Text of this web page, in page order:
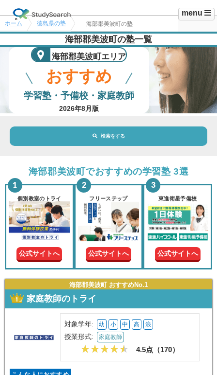
menu
ホーム 徳島県の塾 海部郡美波町の塾
海部郡美波町の塾一覧
海部郡美波町エリア
おすすめ
学習塾・予備校・家庭教師
2026年8月版
検索をする
地域・駅 海部郡美波町エリア
選択されていません
市区町村 選択されていません 変更
現在の
学年
授業形
式
この条件で絞り込む
海部郡美波町でおすすめの学習塾 3選
個別教室のトライ
公式サイトへ
フリーステップ
公式サイトへ
東進衛星予備校
公式サイトへ
海部郡美波町 おすすめNo.1
家庭教師のトライ
対象学年: 幼 小 中 高 浪
授業形式: 家庭教師
4.5点（170）